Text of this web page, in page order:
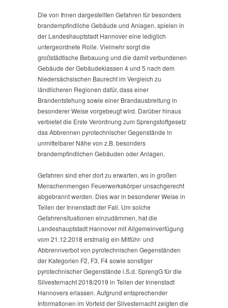
Die von Ihnen dargestellten Gefahren für besonders
brandempfindliche Gebäude und Anlagen, spielen in
der Landeshauptstadt Hannover eine lediglich
untergeordnete Rolle. Vielmehr sorgt die
großstädtische Bebauung und die damit verbundenen
Gebäude der Gebäudeklassen 4 und 5 nach dem
Niedersächsischen Baurecht im Vergleich zu
ländlicheren Regionen dafür, dass einer
Brandentstehung sowie einer Brandausbreitung in
besonderer Weise vorgebeugt wird. Darüber hinaus
verbietet die Erste Verordnung zum Sprengstoffgesetz
das Abbrennen pyrotechnischer Gegenstände in
unmittelbarer Nähe von z.B. besonders
brandempfindlichen Gebäuden oder Anlagen.
Gefahren sind eher dort zu erwarten, wo in großen
Menschenmengen Feuerwerkskörper unsachgerecht
abgebrannt werden. Dies war in besonderer Weise in
Teilen der Innenstadt der Fall. Um solche
Gefahrensituationen einzudämmen, hat die
Landeshauptstadt Hannover mit Allgemeinverfügung
vom 21.12.2018 erstmalig ein Mitführ- und
Abbrennverbot von pyrotechnischen Gegenständen
der Kategorien F2, F3, F4 sowie sonstiger
pyrotechnischer Gegenstände i.S.d. SprengG für die
Silvesternacht 2018/2019 in Teilen der Innenstadt
Hannovers erlassen. Aufgrund entsprechender
Informationen im Vorfeld der Silvesternacht zeigten die